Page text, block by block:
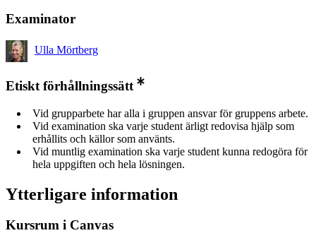
Examinator
Ulla Mörtberg
Etiskt förhållningssätt
Vid grupparbete har alla i gruppen ansvar för gruppens arbete.
Vid examination ska varje student ärligt redovisa hjälp som
erhållits och källor som använts.
Vid muntlig examination ska varje student kunna redogöra för
hela uppgiften och hela lösningen.
Ytterligare information
Kursrum i Canvas